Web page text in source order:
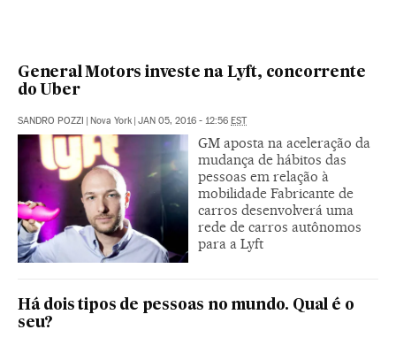
General Motors investe na Lyft, concorrente
do Uber
SANDRO POZZI | Nova York | JAN 05, 2016 - 12:56 EST
GM aposta na aceleração da
mudança de hábitos das
pessoas em relação à
mobilidade Fabricante de
carros desenvolverá uma
rede de carros autônomos
para a Lyft
Há dois tipos de pessoas no mundo. Qual é o
seu?